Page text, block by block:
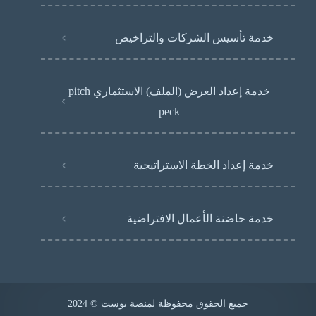
خدمة تأسيس الشركات والتراخيص
خدمة إعداد العرض (الملف) الاستثماري pitch
peck
خدمة إعداد الخطة الاستراتيجية
خدمة حاضنة الأعمال الافتراضية
جميع الحقوق محفوظة لمنصة بوست © 2024